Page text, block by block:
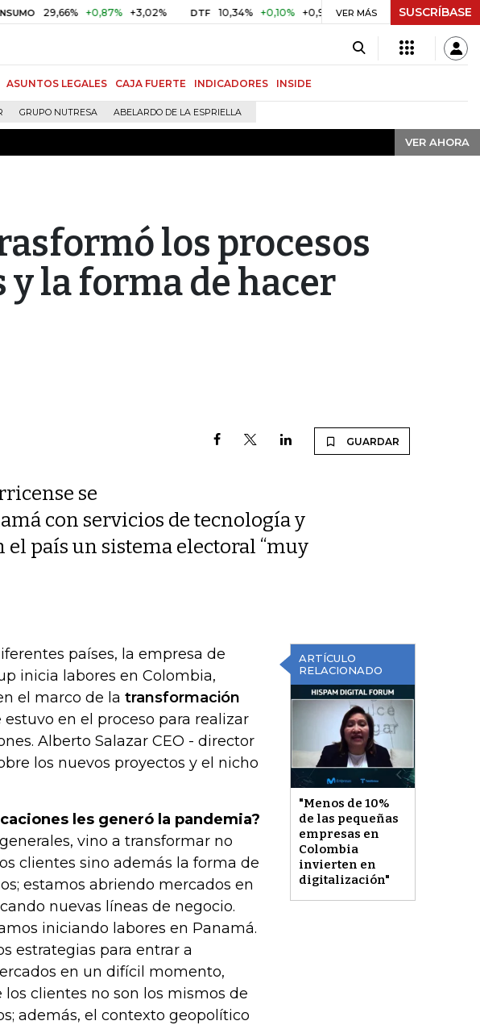
+0,87% +3,02% DTF 10,34% +0,10% +0,98% UVR $ 416,91 +$ 0,05 +0,01%
VER MÁS SUSCRÍBASE
ASUNTOS LEGALES CAJA FUERTE INDICADORES INSIDE
GRUPO NUTRESA ABELARDO DE LA ESPRIELLA
VER AHORA
VER AHORA
los procesos
la forma de hacer
GUARDAR
se
con servicios de tecnología y
el país un sistema electoral “muy
ARTÍCULO
RELACIONADO
"Menos de 10%
de las pequeñas
empresas en
Colombia
invierten en
digitalización"
países, la empresa de
inicia labores en Colombia,
el marco de la transformación
en el proceso para realizar
Alberto Salazar CEO - director
los nuevos proyectos y el nicho
les generó la pandemia?
vino a transformar no
clientes sino además la forma de
estamos abriendo mercados en
nuevas líneas de negocio.
iniciando labores en Panamá.
estrategias para entrar a
en un difícil momento,
clientes no son los mismos de
además, el contexto geopolítico